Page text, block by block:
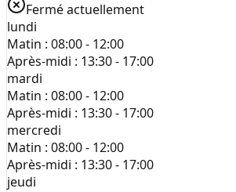
Fermé actuellement
lundi
Matin : 08:00 - 12:00
Après-midi : 13:30 - 17:00
mardi
Matin : 08:00 - 12:00
Après-midi : 13:30 - 17:00
mercredi
Matin : 08:00 - 12:00
Après-midi : 13:30 - 17:00
jeudi